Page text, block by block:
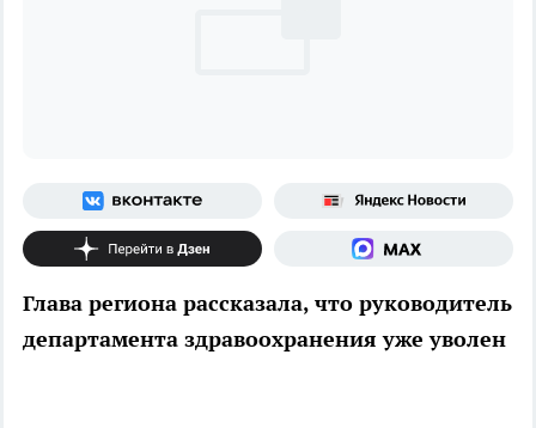
Глава региона рассказала, что руководитель
департамента здравоохранения уже уволен